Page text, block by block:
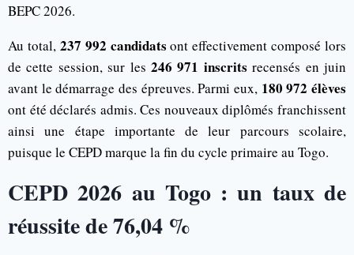
BEPC 2026.
Au total, 237 992 candidats ont effectivement composé lors
de cette session, sur les 246 971 inscrits recensés en juin
avant le démarrage des épreuves. Parmi eux, 180 972 élèves
ont été déclarés admis. Ces nouveaux diplômés franchissent
ainsi une étape importante de leur parcours scolaire,
puisque le CEPD marque la fin du cycle primaire au Togo.
CEPD 2026 au Togo : un taux de
réussite de 76,04 %